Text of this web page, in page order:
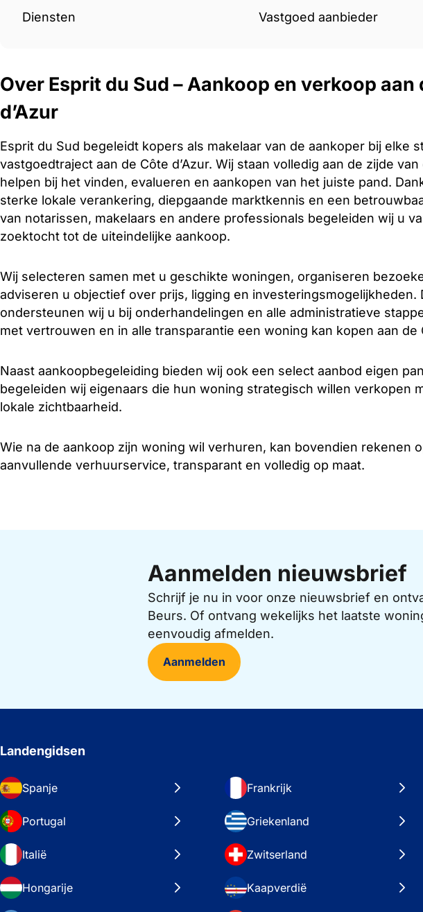
Diensten Vastgoed aanbieder
Over Esprit du Sud – Aankoop en verkoop aan
d’Azur
Esprit du Sud begeleidt kopers als makelaar van de aankoper bij elke
vastgoedtraject aan de Côte d’Azur. Wij staan volledig aan de zijde
helpen bij het vinden, evalueren en aankopen van het juiste pand.
sterke lokale verankering, diepgaande marktkennis en een
van notarissen, makelaars en andere professionals begeleiden wij u
zoektocht tot de uiteindelijke aankoop.
Wij selecteren samen met u geschikte woningen, organiseren
adviseren u objectief over prijs, ligging en investeringsmogelijkheden.
ondersteunen wij u bij onderhandelingen en alle administratieve
met vertrouwen en in alle transparantie een woning kan kopen aan de
Naast aankoopbegeleiding bieden wij ook een select aanbod eigen
begeleiden wij eigenaars die hun woning strategisch willen verkopen
lokale zichtbaarheid.
Wie na de aankoop zijn woning wil verhuren, kan bovendien rekenen
aanvullende verhuurservice, transparant en volledig op maat.
Aanmelden nieuwsbrief
Schrijf je nu in voor onze nieuwsbrief en
Beurs. Of ontvang wekelijks het laatste
eenvoudig afmelden.
Aanmelden
Landengidsen
Spanje Frankrijk
Portugal Griekenland
Italië Zwitserland
Hongarije Kaapverdië